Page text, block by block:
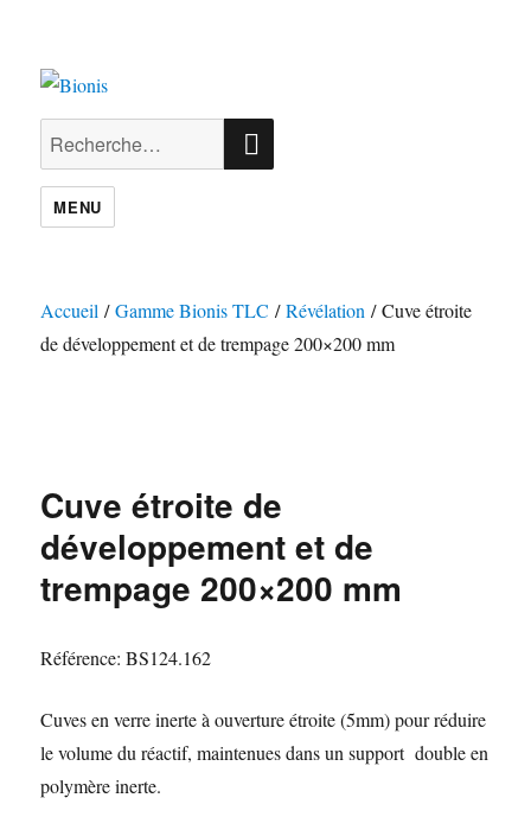
Recherche
pour :
RECHERCHE
MENU
Accueil /Gamme Bionis TLC /Révélation / Cuve étroite
de développement et de trempage 200×200 mm
Cuve étroite de
développement et de
trempage 200×200 mm
Référence: BS124.162
Cuves en verre inerte à ouverture étroite (5mm) pour réduire
le volume du réactif, maintenues dans un support double en
polymère inerte.